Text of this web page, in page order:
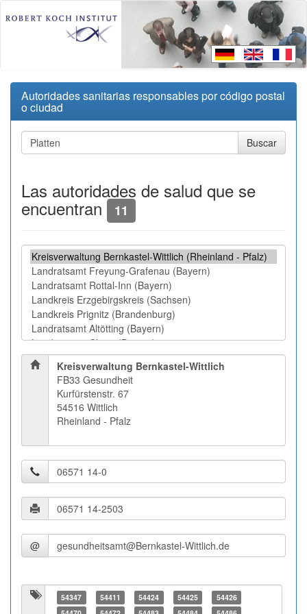
Autoridades sanitarias responsables por código postal
o ciudad
Las autoridades de salud que se
encuentran 11
Kreisverwaltung Bernkastel-Wittlich
FB33 Gesundheit
Kurfürstenstr. 67
54516 Wittlich
Rheinland - Pfalz
@
54347 54411 54424 54425
54426